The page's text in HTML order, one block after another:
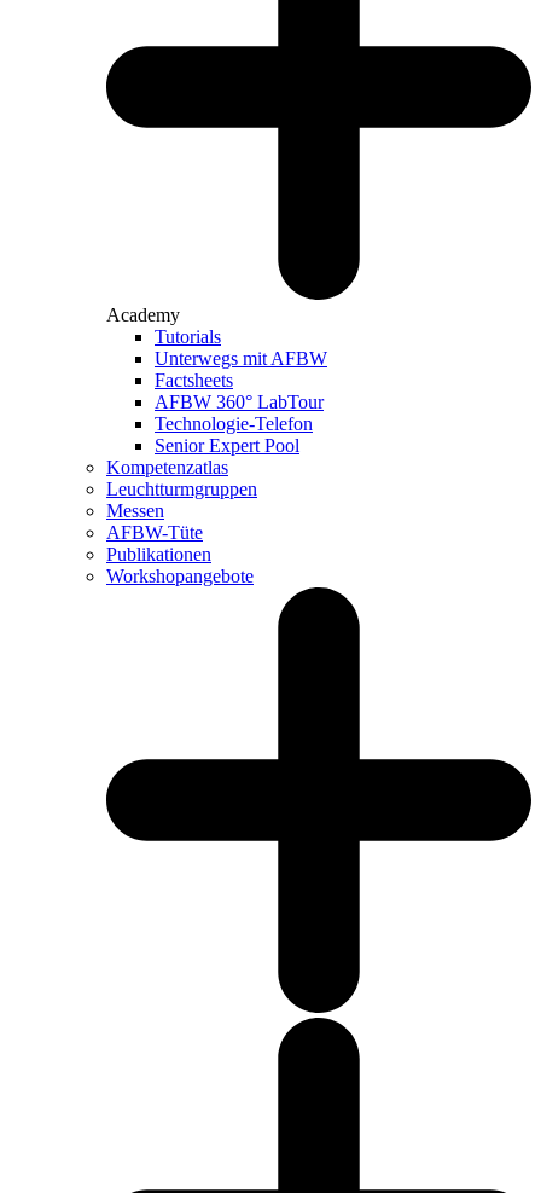
Academy
Tutorials
Unterwegs mit AFBW
Factsheets
AFBW 360° LabTour
Technologie-Telefon
Senior Expert Pool
Kompetenzatlas
Leuchtturm­gruppen
Messen
AFBW-Tüte
Publikationen
Workshopangebote